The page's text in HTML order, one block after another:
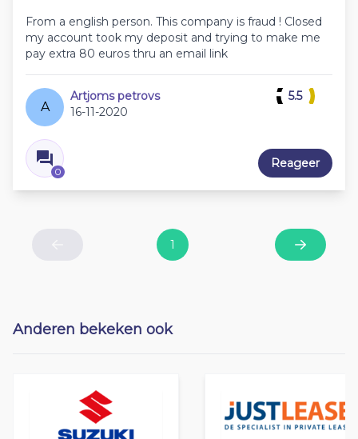
From a english person. This company is fraud ! Closed
my account took my deposit and trying to make me
pay extra 80 euros thru an email link
A
Artjoms petrovs
16-11-2020
0
5.5
Reageer
1 Next
Anderen bekeken ook